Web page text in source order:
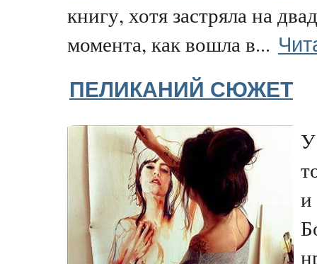
книгу, хотя застряла на
момента, как вошла в...
ПЕЛИКАНИЙ СЮЖЕТ
У
и